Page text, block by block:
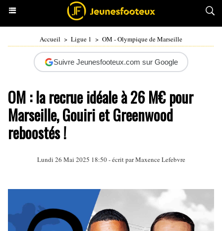
Accueil > Ligue 1 > OM - Olympique de Marseille
Suivre Jeunesfooteux.com sur Google
OM : la recrue idéale à 26 M€ pour
Marseille, Gouiri et Greenwood
reboostés !
Lundi 26 Mai 2025 18:50 - écrit par Maxence Lefebvre